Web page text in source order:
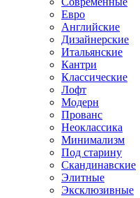
Евро
Английские
Дизайнерские
Итальянские
Кантри
Классические
Лофт
Модерн
Прованс
Неоклассика
Минимализм
Под старину
Скандинавские
Элитные
Эксклюзивные